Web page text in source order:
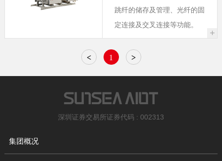
跳纤的储存及管理、光纤的固
定连接及交叉连接等功能。
+
< 1 >
深圳证券交易所证券代码 : 002313
集团概况